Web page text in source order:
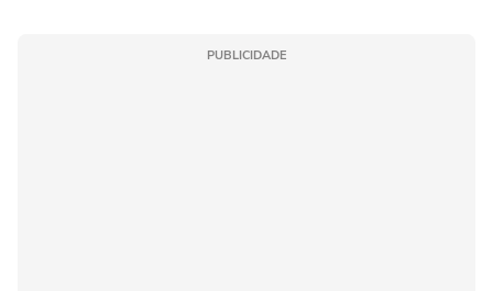
PUBLICIDADE